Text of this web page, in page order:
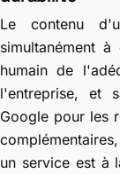
Le contenu
simultanément
humain de
l'entreprise, et
Google pour les
un service est à